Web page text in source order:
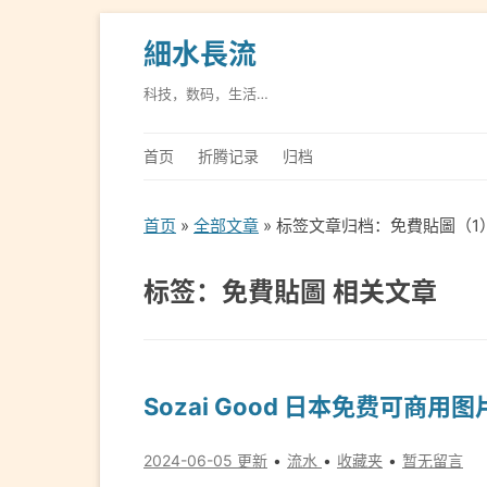
細水長流
科技，数码，生活…
首页 折腾记录 归档
首页 » 全部文章 » 标签文章归档：免費貼圖（1）
标签：免費貼圖 相关文章
Sozai Good 日本免费可商用图
2024-06-05 更新 流水 收藏夹 暂无留言